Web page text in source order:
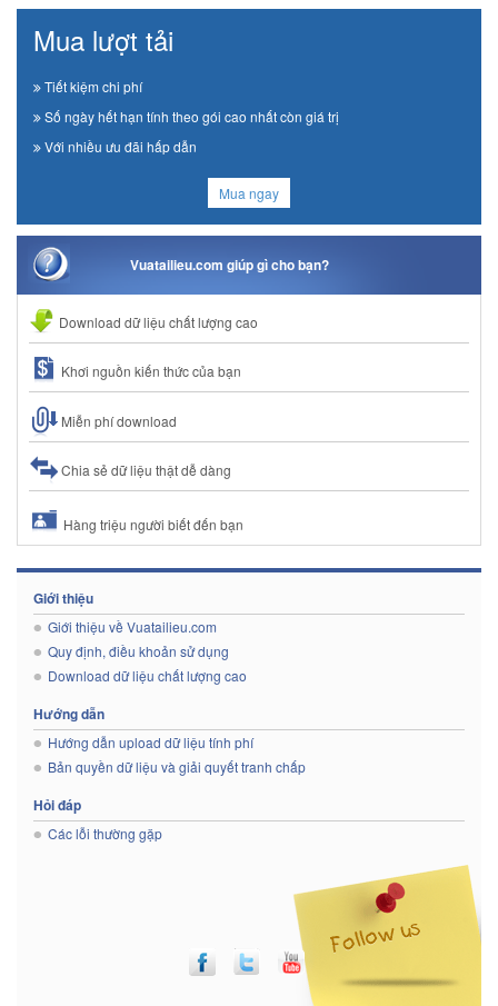
Mua lượt tải
Tiết kiệm chi phí
Số ngày hết hạn tính theo gói cao nhất còn giá trị
Với nhiều ưu đãi hấp dẫn
Mua ngay
Vuatailieu.com giúp gì cho bạn?
Download dữ liệu chất lượng cao
Khơi nguồn kiến thức của bạn
Miễn phí download
Chia sẻ dữ liệu thật dễ dàng
Hàng triệu người biết đến bạn
Giới thiệu
Giới thiệu về Vuatailieu.com
Quy định, điều khoản sử dụng
Download dữ liệu chất lượng cao
Hướng dẫn
Hướng dẫn upload dữ liệu tính phí
Bản quyền dữ liệu và giải quyết tranh chấp
Hỏi đáp
Các lỗi thường gặp